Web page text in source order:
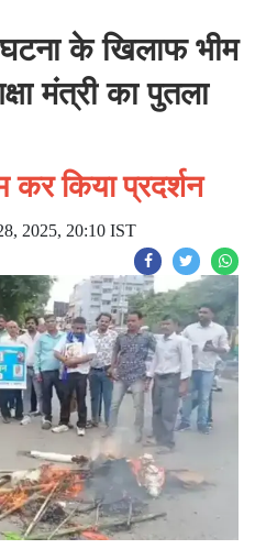
के खिलाफ भीम
मंत्री का पुतला
किया प्रदर्शन
2025, 20:10 IST